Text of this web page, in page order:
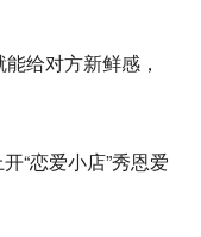
给对方新鲜感，